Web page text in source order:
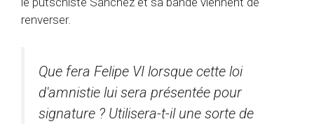
renverser.
Que fera Felipe VI lorsque cette loi
d'amnistie lui sera présentée pour
signature ? Utilisera-t-il une sorte de